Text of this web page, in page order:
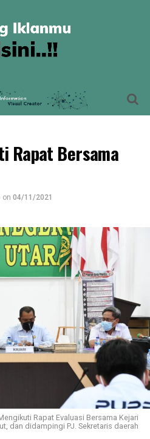
Rapat Bersama
on 04/11/2021
Rapat Evaluasi Bersama Kejari
dan didampingi PJ. Sekretaris daerah